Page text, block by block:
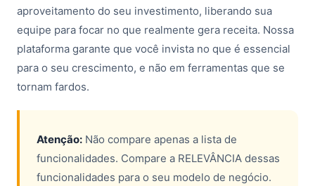
aproveitamento do seu investimento, liberando sua
equipe para focar no que realmente gera receita. Nossa
plataforma garante que você invista no que é essencial
para o seu crescimento, e não em ferramentas que se
tornam fardos.
Atenção: Não compare apenas a lista de
funcionalidades. Compare a RELEVÂNCIA dessas
funcionalidades para o seu modelo de negócio.